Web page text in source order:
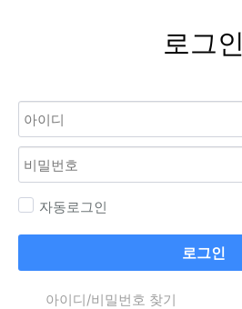
로그인
자동로그인
로그인
아이디/비밀번호 찾기